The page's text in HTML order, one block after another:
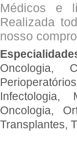
Médicos e
Realizada
nosso
Oncologia,
Infectologia,
Oncologia,
Transplantes,